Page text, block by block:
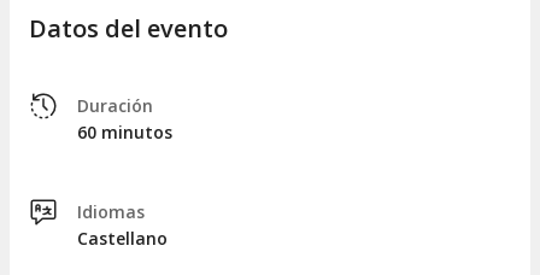
Datos del evento
Duración
60 minutos
Idiomas
Castellano